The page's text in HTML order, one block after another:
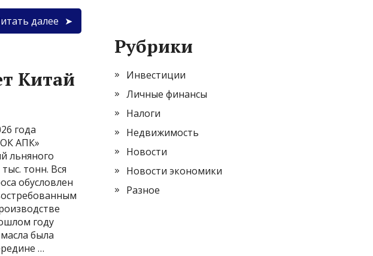
далее
Китай
года
АПК»
льняного
тонн. Вся
обусловлен
году
была
…
Рубрики
Инвестиции
Личные финансы
Налоги
Недвижимость
Новости
Новости экономики
Разное